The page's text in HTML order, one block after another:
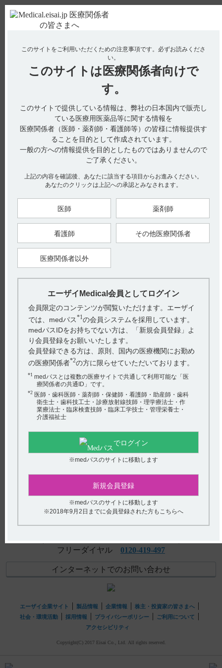
使用期限検索 Drug Information
No : 1932
【グラケー】 効能又は効果について教えてくだ
電子添文には、効能又は効果に関する以下の記載があります。
4. 効能又は効果（引用1）
骨粗鬆症における骨量・疼痛の改善
5. 1 本剤の適用にあたっては、厚生省「老人性骨粗鬆症の予防
及び治療法に関する総合的研究班」の診断基準（骨量減少の有
無、骨折の有無、腰背痛の有無などの総合による）等を参考
1）グラケーカプセル15mg電子添文 2025年6月改訂（第2版） 4.
効能又は効果
効能又は効果に関連する注意
戻る
関連するQ&A
【グラケー】 禁忌とその設定理由について教えてくださ
い。
【メチコバール・注射】 薬物相互作用（併用禁忌・併用
注意など）について教えてください。
【グラケー】 使用期限は何年ですか？
【グラケー】 小児への投与に関する注意事項について教
【グラケー】 食事の影響について教えてください。
アンケート:ご意見をお聞かせください
送信する
このサイトをご利用いただくための注意事項です。 必ずお読みくださ
い。
このサイトは 医療関係者向けで
す。
このサイトで提供している情報は、弊社の日本国内で販売し
ている医療用医薬品等に関する情報を
医療関係者（医師・薬剤師・看護師等）の皆様に情報提供す
ることを目的として作成されています。
一般の方への情報提供を目的としたものではありませんので
ご了承ください。
上記の内容を確認後、あなたに該当する項目からお進みください。
あなたのクリックは上記への承認とみなされます。
医師 薬剤師
看護師 その他医療関係者
医療関係者以外
エーザイMedical会員としてログイン
会員限定のコンテンツが閲覧いただけます。エーザイ
では、medパス*1の会員システムを採用しています。
medパスIDをお持ちでない方は、「新規会員登録」よ
り会員登録をお願いいたします。
会員登録できる方は、原則、国内の医療機関にお勤め
の医療関係者*2の方に限らせていただいております。
*1 medパスとは複数の医療サイトで共通して利用可能な「医
療関係者の共通ID」です。
*2 医師・歯科医師・薬剤師・保健師・看護師・助産師・歯科
衛生士・歯科技工士・診療放射線技師・理学療法士・作
業療法士・臨床検査技師・臨床工学技士・管理栄養士・
介護福祉士
でログイン
※medパスのサイトに移動します
新規会員登録
※medパスのサイトに移動します
※2018年9月2日までに会員登録された方もこちらへ
hhcホットライン
フリーダイヤル 0120-419-497
インターネットでのお問い合わせ
エーザイ企業サイト 製品情報 企業情報
株主・投資家の皆さまへ
社会・環境活動
採用情報 プライバシーポリシー
ご利用について
アクセシビリティ
Copyright(C) 2017 Eisai Co., Ltd. All rights reserved.